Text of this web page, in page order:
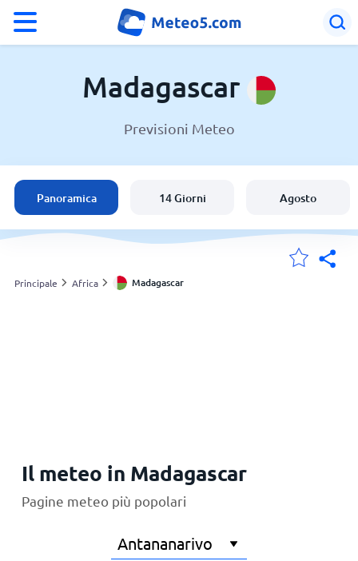
Meteo in Madagascar
Madagascar
Italia
Svizzera
Madagascar
Previsioni Meteo
Panoramica 14 Giorni Agosto
Principale Africa Madagascar
Il meteo in Madagascar
Pagine meteo più popolari